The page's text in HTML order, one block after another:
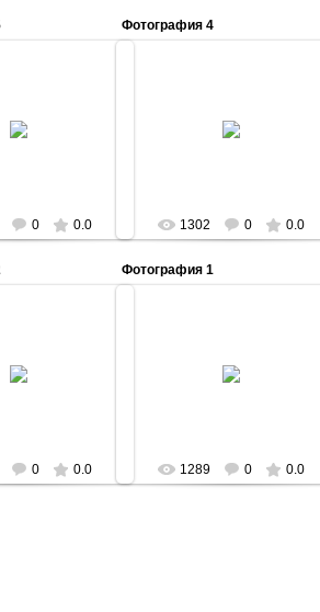
0 0.0
Фотография 4
1302 0 0.0
0 0.0
Фотография 1
1289 0 0.0